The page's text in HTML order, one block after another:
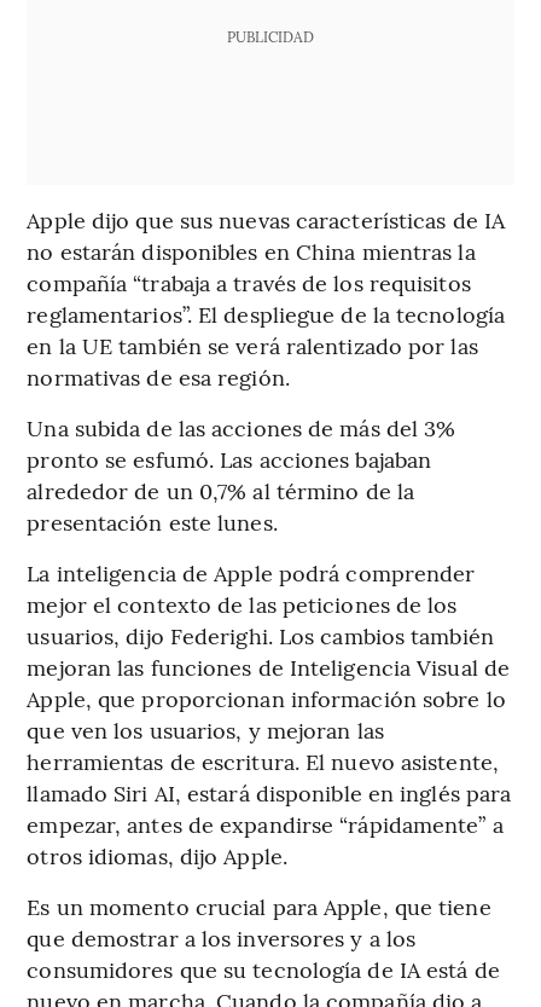
PUBLICIDAD
Apple dijo que sus nuevas características de IA
no estarán disponibles en China mientras la
compañía “trabaja a través de los requisitos
reglamentarios”. El despliegue de la tecnología
en la UE también se verá ralentizado por las
normativas de esa región.
Una subida de las acciones de más del 3%
pronto se esfumó. Las acciones bajaban
alrededor de un 0,7% al término de la
presentación este lunes.
La inteligencia de Apple podrá comprender
mejor el contexto de las peticiones de los
usuarios, dijo Federighi. Los cambios también
mejoran las funciones de Inteligencia Visual de
Apple, que proporcionan información sobre lo
que ven los usuarios, y mejoran las
herramientas de escritura. El nuevo asistente,
llamado Siri AI, estará disponible en inglés para
empezar, antes de expandirse “rápidamente” a
otros idiomas, dijo Apple.
Es un momento crucial para Apple, que tiene
que demostrar a los inversores y a los
consumidores que su tecnología de IA está de
nuevo en marcha. Cuando la compañía dio a